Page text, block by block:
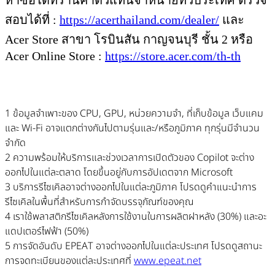
สอบได้ที่ : https://acerthailand.com/dealer/ และ
Acer Store สาขา โรบินสัน กาญจนบุรี ชั้น 2 หรือ
Acer Online Store : https://store.acer.com/th-th
1 ข้อมูลจำเพาะของ CPU, GPU, หน่วยความจำ, ที่เก็บข้อมูล เว็บแคม
และ Wi-Fi อาจแตกต่างกันไปตามรุ่นและ/หรือภูมิภาค ทุกรุ่นมีจำนวน
จำกัด
2 ความพร้อมให้บริการและช่วงเวลาการเปิดตัวของ Copilot จะต่าง
ออกไปในแต่ละตลาด โดยขึ้นอยู่กับการอัปเดตจาก Microsoft
3 บริการรีไซเคิลอาจต่างออกไปในแต่ละภูมิภาค โปรดดูคำแนะนำการ
รีไซเคิลในพื้นที่สำหรับการกำจัดบรรจุภัณฑ์ของคุณ
4 เราใช้พลาสติกรีไซเคิลหลังการใช้งานในการผลิตฝาหลัง (30%) และอะ
แดปเตอร์ไฟฟ้า (50%)
5 การจัดอันดับ EPEAT อาจต่างออกไปในแต่ละประเทศ โปรดดูสถานะ
การจดทะเบียนของแต่ละประเทศที่ www.epeat.net